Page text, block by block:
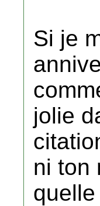
Si je
jolie
ni ton